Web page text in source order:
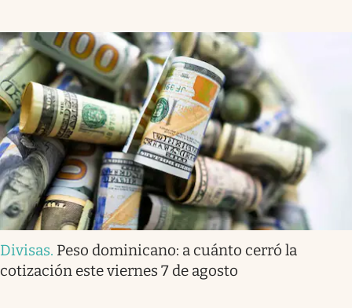
Divisas. Peso dominicano: a cuánto cerró la
cotización este viernes 7 de agosto